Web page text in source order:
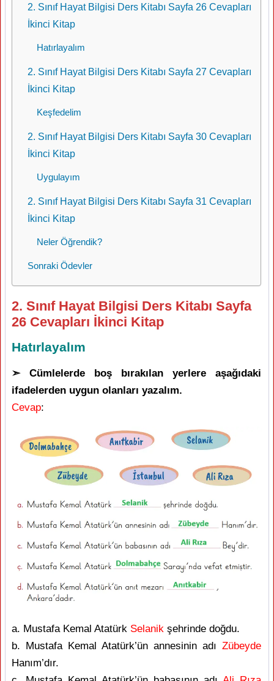
2. Sınıf Hayat Bilgisi Ders Kitabı Sayfa 26 Cevapları
İkinci Kitap
Hatırlayalım
2. Sınıf Hayat Bilgisi Ders Kitabı Sayfa 27 Cevapları
İkinci Kitap
Keşfedelim
2. Sınıf Hayat Bilgisi Ders Kitabı Sayfa 30 Cevapları
İkinci Kitap
Uygulayım
2. Sınıf Hayat Bilgisi Ders Kitabı Sayfa 31 Cevapları
İkinci Kitap
Neler Öğrendik?
Sonraki Ödevler
2. Sınıf Hayat Bilgisi Ders Kitabı Sayfa
26 Cevapları İkinci Kitap
Hatırlayalım
➣ Cümlelerde boş bırakılan yerlere aşağıdaki
ifadelerden uygun olanları yazalım.
Cevap:
a. Mustafa Kemal Atatürk Selanik şehrinde doğdu.
b. Mustafa Kemal Atatürk’ün annesinin adı Zübeyde
Hanım’dır.